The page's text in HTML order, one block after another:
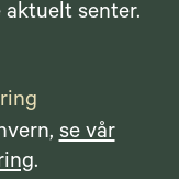
senter.
se vår
.